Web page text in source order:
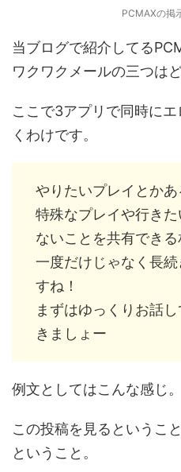
PCMAXの掲
当ブログで紹介してる
ワクワクメールの三つは
ここで3アプリで同時に
くわけです。
やりたいプレイとかあ
特殊なプレイや行き
ないことを共有できる
一度だけじゃなく長
すね！
まずはゆっくりお話
きましょー
例文としてはこんな感じ。
この投稿を見るというこ
ということ。